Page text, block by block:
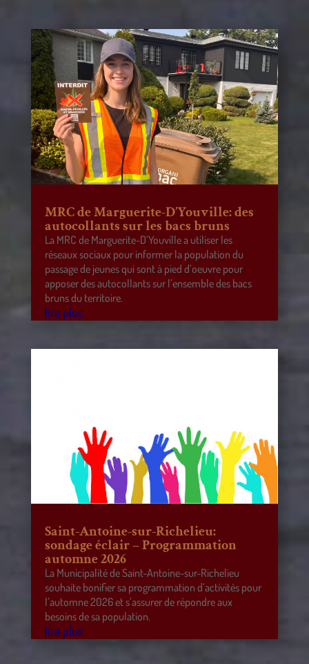
MRC de Marguerite-D’Youville: des
autocollants sur les bacs bruns
La MRC de Marguerite-D’Youville a utiliser les
réseaux sociaux pour informer la population du
passage de jeunes qui sont à pied d’oeuvre pour
apposer des autocollants sur l’ensemble des bacs
bruns du territoire.
lire plus
Saint-Antoine-sur-Richelieu:
sondage éclair – Programmation
automne 2026
La Municipalité de Saint-Antoine-sur-Richelieu
souhaite bonifier sa programmation d’activités pour
l’automne 2026 et s’assurer de répondre aux
besoins de sa population.
lire plus